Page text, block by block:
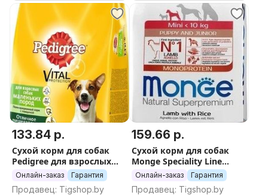
133.84 р.
Сухой корм для собак
Pedigree для взрослых
собак маленьких пород с
говядиной 13 кг
Онлайн-заказ Гарантия
Продавец: Tigshop.by
159.66 р.
Сухой корм для собак
Monge Speciality Line
Monoprotein с ягненком и
Онлайн-заказ Гарантия
Продавец: Tigshop.by